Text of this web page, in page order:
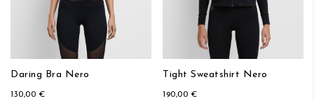
Daring Bra Nero
130,00 €
Tight Sweatshirt Nero
190,00 €